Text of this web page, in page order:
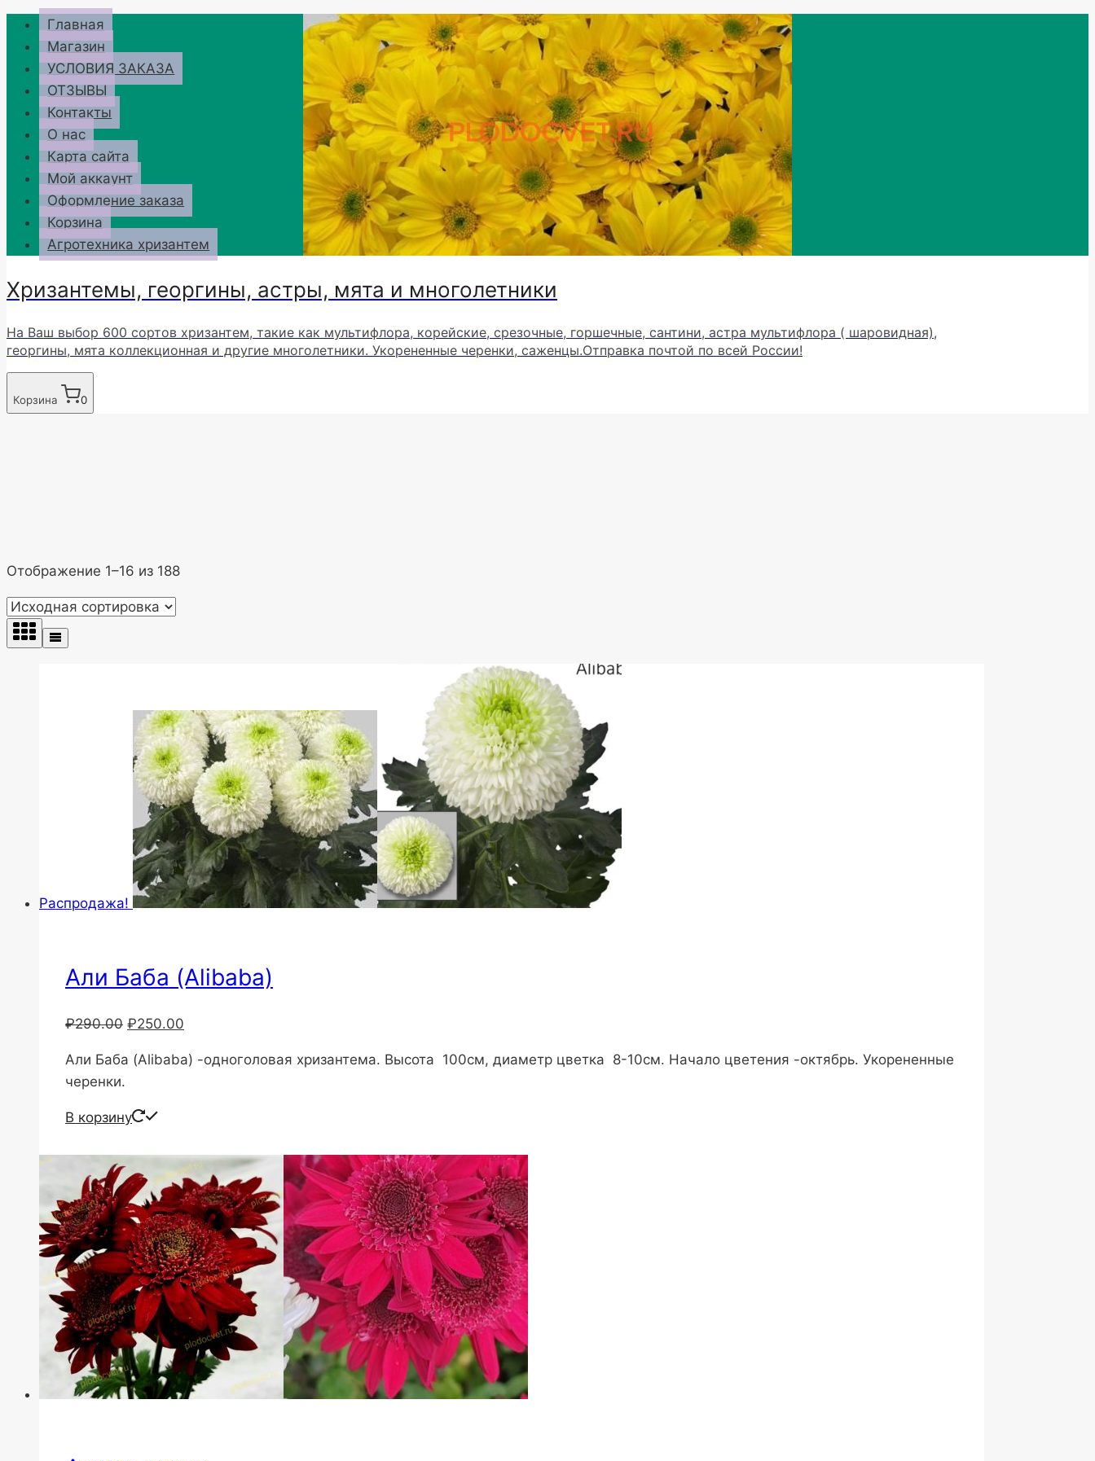
Перейти
содержимому
Главная
Магазин
УСЛОВИЯ ЗАКАЗА
ОТЗЫВЫ
Контакты
О нас
Карта сайта
Мой аккаунт
Оформление заказа
Корзина
Агротехника хризантем
Хризантемы, георгины, астры, мята и многолетники
На Ваш выбор 600 сортов хризантем, такие как мультифлора, корейские, срезочные, горшечные, сантини, астра мультифлора ( шаровидная),
георгины, мята коллекционная и другие многолетники. Укорененные черенки, саженцы.Отправка почтой по всей России!
Корзина 0
Отображение 1–16 из 188
Распродажа!
Али Баба (Alibaba)
₽290.00 Первоначальная
составляла
₽250.00
₽250.00.
Али Баба (Alibaba) -одноголовая хризантема. Высота 100см, диаметр цветка 8-10см. Начало цветения -октябрь. Укорененные
черенки.
В корзину